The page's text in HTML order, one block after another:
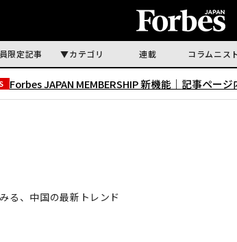
限定記事 カテゴリ 連載 コラムニス
Forbes JAPAN MEMBERSHIP 新機能｜ 記事ページ
る、中国の最新トレンド